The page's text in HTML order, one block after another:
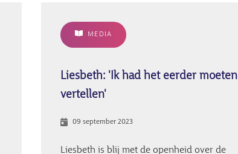
Liesbeth: 'Ik had het eerder moeten
vertellen'
MEDIA
09 september 2023
Liesbeth is blij met de openheid over de